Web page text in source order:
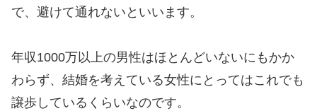
で、避けて通れないといいます。
年収1000万以上の男性はほとんどいないにもかか
わらず、結婚を考えている女性にとってはこれでも
譲歩しているくらいなのです。